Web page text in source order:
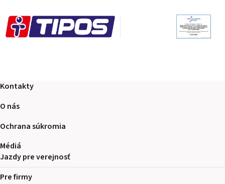
Kontakty
O nás
Ochrana súkromia
Médiá
Jazdy pre verejnosť
Pre firmy